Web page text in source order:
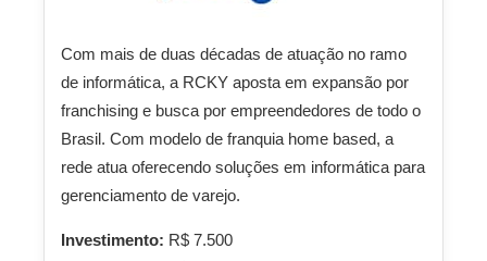
Com mais de duas décadas de atuação no ramo
de informática, a RCKY aposta em expansão por
franchising e busca por empreendedores de todo o
Brasil. Com modelo de franquia home based, a
rede atua oferecendo soluções em informática para
gerenciamento de varejo.
Investimento: R$ 7.500